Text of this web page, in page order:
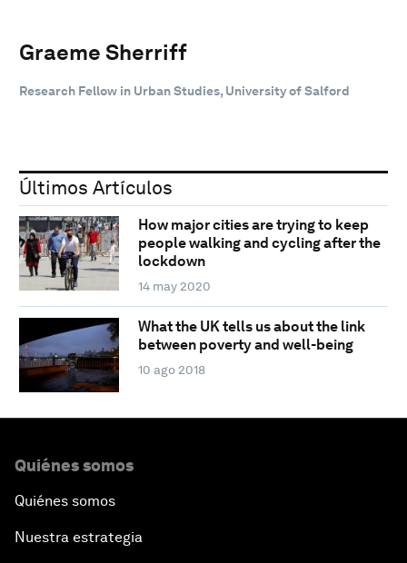
Graeme Sherriff
Research Fellow in Urban Studies, University of Salford
Últimos Artículos
How major cities are trying to keep
people walking and cycling after the
lockdown
14 may 2020
What the UK tells us about the link
between poverty and well-being
10 ago 2018
Quiénes somos
Quiénes somos
Nuestra estrategia